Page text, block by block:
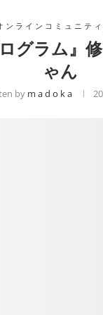
ンラインコミュニテ
グラム』
ゃん
by m a d o k a